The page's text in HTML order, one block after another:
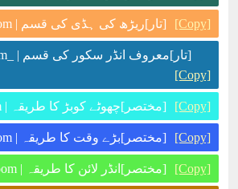
[تار]ریڑھ کی ہڈی کی قسم | sz-video-classroom [Copy]
[تار]معروف انڈر سکور کی قسم | _sz_video_classroom
[Copy]
[مختصر]چھوٹے کوبڑ کا طریقہ | n_videoClassroom [Copy]
[مختصر]بڑے وقت کا طریقہ | n_VideoClassroom [Copy]
[مختصر]انڈر لائن کا طریقہ | n_video_classroom [Copy]